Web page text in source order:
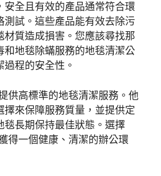
安全且有效的產品通常符合環
測試。這些產品能有效去除污
材質造成損害。您應該尋找那
和地毯除蟎服務的地毯清潔公
程的安全性。
供高標準的地毯清潔服務。他
擇來保障服務質量，並提供定
毯長期保持最佳狀態。選擇
得一個健康、清潔的辦公環